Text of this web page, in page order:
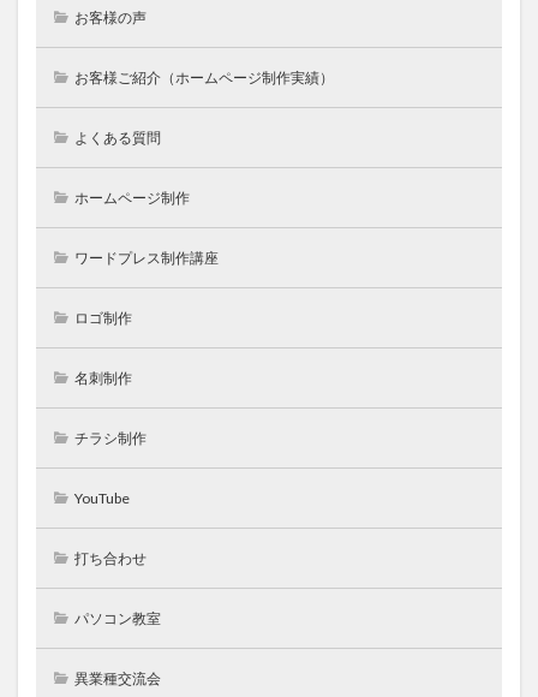
お客様の声
お客様ご紹介（ホームページ制作実績）
よくある質問
ホームページ制作
ワードプレス制作講座
ロゴ制作
名刺制作
チラシ制作
YouTube
打ち合わせ
パソコン教室
異業種交流会